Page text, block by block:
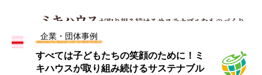
企業・団体事例
すべては子どもたちの笑顔のために！ミ
キハウスが取り組み続けるサステナブル